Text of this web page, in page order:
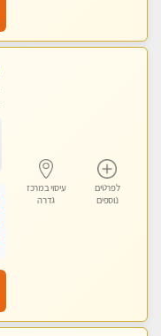
לפרטים
נוספים
עיסוי במרכז
גדרה